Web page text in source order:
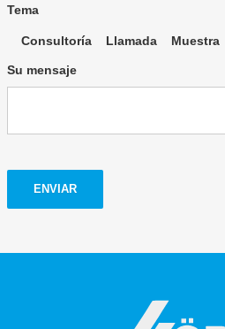
Tema
Consultoría Llamada Muestra
Su mensaje
ENVIAR